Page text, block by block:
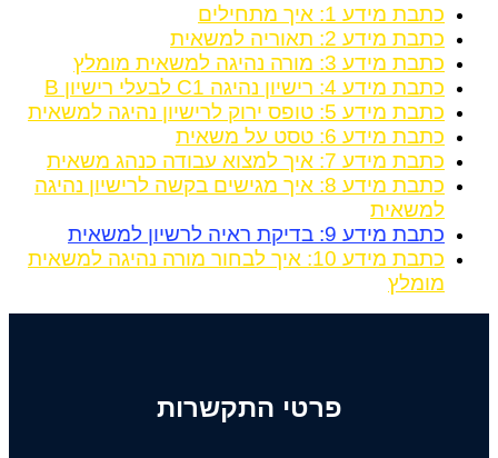
כתבת מידע 1: איך מתחילים
כתבת מידע 2: תאוריה למשאית
כתבת מידע 3: מורה נהיגה למשאית מומלץ
כתבת מידע 4: רישיון נהיגה C1 לבעלי רישיון B
כתבת מידע 5: טופס ירוק לרישיון נהיגה למשאית
כתבת מידע 6: טסט על משאית
כתבת מידע 7: איך למצוא עבודה כנהג משאית
כתבת מידע 8: איך מגישים בקשה לרישיון נהיגה
למשאית
כתבת מידע 9: בדיקת ראיה לרשיון למשאית
כתבת מידע 10: איך לבחור מורה נהיגה למשאית
מומלץ
פרטי התקשרות